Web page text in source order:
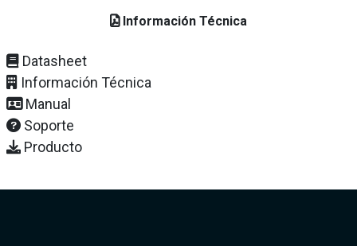
Información Técnica
Datasheet
Información Técnica
Manual
Soporte
Producto